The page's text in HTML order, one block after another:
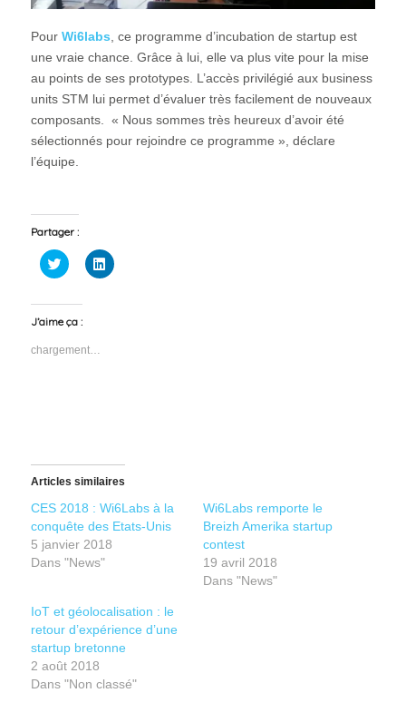
Pour Wi6labs , ce programme d’incubation de startup est
une vraie chance. Grâce à lui, elle va plus vite pour la mise
au points de ses prototypes. L’accès privilégié aux business
units STM lui permet d’évaluer très facilement de nouveaux
composants. « Nous sommes très heureux d’avoir été
sélectionnés pour rejoindre ce programme », déclare
l’équipe.
Partager :
Cliquez
pour
Twitter(ouvre
dans
une
nouvelle
fenêtre)
Cliquez
pour
J’aime ça :
chargement…
Articles similaires
CES 2018 : Wi6Labs à la
conquête des Etats-Unis
5 janvier 2018
Dans "News"
Wi6Labs remporte le
Breizh Amerika startup
contest
19 avril 2018
Dans "News"
IoT et géolocalisation : le
retour d’expérience d’une
startup bretonne
2 août 2018
Dans "Non classé"